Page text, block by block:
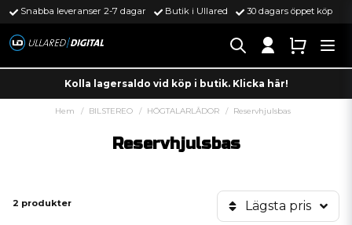
Snabba leveranser 2-7 dagar Butik i Ullared 30 dagars öppet köp
Kolla lagersaldo vid köp i butik. Klicka här!
Hem BILSTEREO HÖGTALARLÅDOR Reservhjulsbas
Reservhjulsbas
2 produkter Lägsta pris